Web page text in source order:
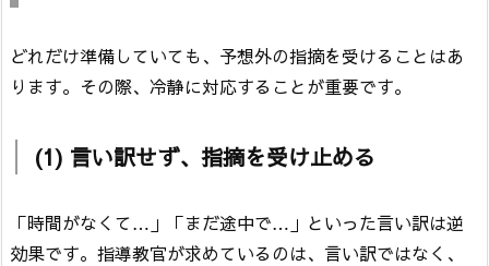
どれだけ準備していても、予想外の指摘を受けることはあ
ります。その際、冷静に対応することが重要です。
(1) 言い訳せず、指摘を受け止める
「時間がなくて…」「まだ途中で…」といった言い訳は逆
効果です。指導教官が求めているのは、言い訳ではなく、